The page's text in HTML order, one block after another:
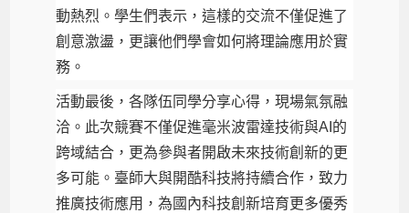
動熱烈。學生們表示，這樣的交流不僅促進了
創意激盪，更讓他們學會如何將理論應用於實
務。
活動最後，各隊伍同學分享心得，現場氣氛融
洽。此次競賽不僅促進毫米波雷達技術與AI的
跨域結合，更為參與者開啟未來技術創新的更
多可能。臺師大與開酷科技將持續合作，致力
推廣技術應用，為國內科技創新培育更多優秀